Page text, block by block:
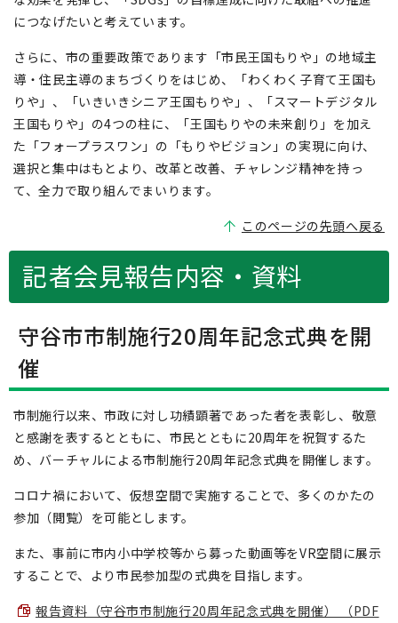
につなげたいと考えています。
さらに、市の重要政策であります「市民王国もりや」の地域主
導・住民主導のまちづくりをはじめ、「わくわく子育て王国も
りや」、「いきいきシニア王国もりや」、「スマートデジタル
王国もりや」の4つの柱に、「王国もりやの未来創り」を加え
た「フォープラスワン」の「もりやビジョン」の実現に向け、
選択と集中はもとより、改革と改善、チャレンジ精神を持っ
て、全力で取り組んでまいります。
このページの先頭へ戻る
記者会見報告内容・資料
守谷市市制施行20周年記念式典を開
催
市制施行以来、市政に対し功績顕著であった者を表彰し、敬意
と感謝を表するとともに、市民とともに20周年を祝賀するた
め、バーチャルによる市制施行20周年記念式典を開催します。
コロナ禍において、仮想空間で実施することで、多くのかたの
参加（閲覧）を可能とします。
また、事前に市内小中学校等から募った動画等をVR空間に展示
することで、より市民参加型の式典を目指します。
報告資料（守谷市市制施行20周年記念式典を開催） （PDF